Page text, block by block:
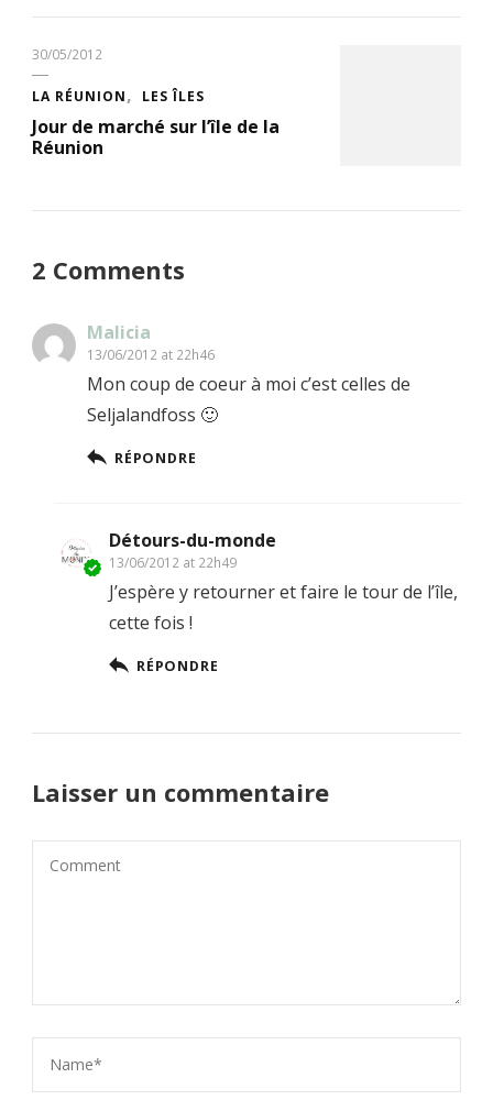
30/05/2012
LA RÉUNION LES ÎLES
Jour de marché sur l’île de la
Réunion
2 Comments
Malicia
13/06/2012 at 22h46
Mon coup de coeur à moi c’est celles de
Seljalandfoss 🙂
RÉPONDRE
Détours-du-monde
13/06/2012 at 22h49
J’espère y retourner et faire le tour de l’île,
cette fois !
RÉPONDRE
Laisser un commentaire